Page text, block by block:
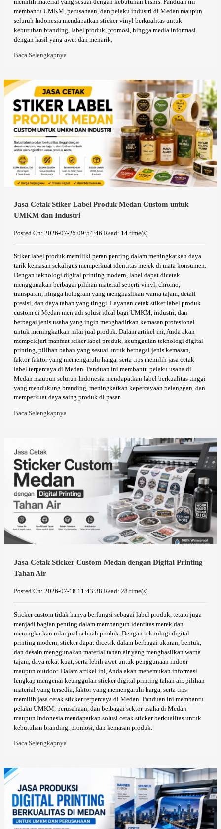
memilih material yang sesuai dengan kebutuhan bisnis. Panduan ini
membantu UMKM, perusahaan, dan pelaku industri di Medan maupun
seluruh Indonesia mendapatkan sticker vinyl berkualitas untuk
kebutuhan branding, label produk, promosi, hingga media informasi
dengan hasil yang awet dan menarik.
Baca Selengkapnya
Jasa Cetak Stiker Label Produk Medan Custom untuk
UMKM dan Industri
Posted On: 2026-07-25 09:54:46 Read: 14 time(s)
Stiker label produk memiliki peran penting dalam meningkatkan daya
tarik kemasan sekaligus memperkuat identitas merek di mata konsumen.
Dengan teknologi digital printing modern, label dapat dicetak
menggunakan berbagai pilihan material seperti vinyl, chromo,
transparan, hingga hologram yang menghasilkan warna tajam, detail
presisi, dan daya tahan yang tinggi. Layanan cetak stiker label produk
custom di Medan menjadi solusi ideal bagi UMKM, industri, dan
berbagai jenis usaha yang ingin menghadirkan kemasan profesional
untuk meningkatkan nilai jual produk. Dalam artikel ini, Anda akan
mempelajari manfaat stiker label produk, keunggulan teknologi digital
printing, pilihan bahan yang sesuai untuk berbagai jenis kemasan,
faktor-faktor yang memengaruhi harga, serta tips memilih jasa cetak
label terpercaya di Medan. Panduan ini membantu pelaku usaha di
Medan maupun seluruh Indonesia mendapatkan label berkualitas tinggi
yang mendukung branding, meningkatkan kepercayaan pelanggan, dan
memperkuat daya saing produk di pasar.
Baca Selengkapnya
Jasa Cetak Sticker Custom Medan dengan Digital Printing
Tahan Air
Posted On: 2026-07-18 11:43:38 Read: 28 time(s)
Sticker custom tidak hanya berfungsi sebagai label produk, tetapi juga
menjadi bagian penting dalam membangun identitas merek dan
meningkatkan nilai jual sebuah produk. Dengan teknologi digital
printing modern, sticker dapat dicetak dalam berbagai ukuran, bentuk,
dan desain menggunakan material tahan air yang menghasilkan warna
tajam, daya rekat kuat, serta lebih awet untuk penggunaan indoor
maupun outdoor. Dalam artikel ini, Anda akan menemukan informasi
lengkap mengenai keunggulan sticker digital printing tahan air, pilihan
material yang tersedia, faktor yang memengaruhi harga, serta tips
memilih jasa cetak sticker terpercaya di Medan. Panduan ini membantu
pelaku UMKM, perusahaan, dan berbagai sektor usaha di Medan
maupun Indonesia mendapatkan solusi cetak sticker berkualitas untuk
kebutuhan branding, promosi, dan kemasan produk.
Baca Selengkapnya